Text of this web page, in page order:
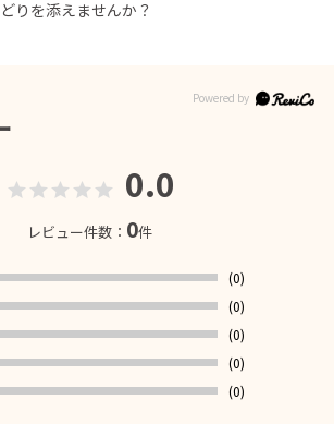
りを添えませんか？
0.0
レビュー件数： 0件
(0)
(0)
(0)
(0)
(0)